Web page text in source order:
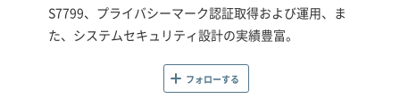
S7799、プライバシーマーク認証取得および運用、ま
た、システムセキュリティ設計の実績豊富。
フォローする